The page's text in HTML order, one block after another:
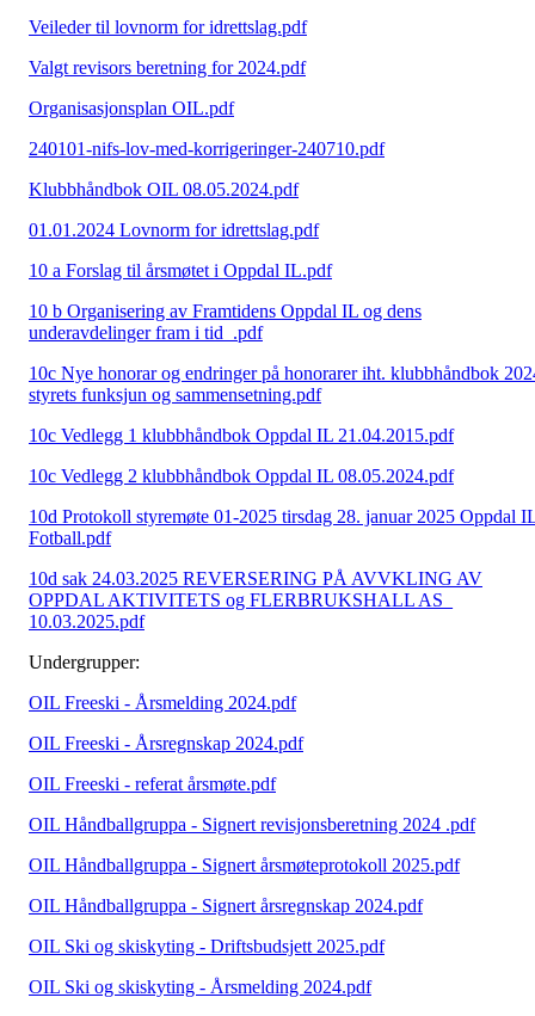
Veileder til lovnorm for idrettslag.pdf
Valgt revisors beretning for 2024.pdf
Organisasjonsplan OIL.pdf
240101-nifs-lov-med-korrigeringer-240710.pdf
Klubbhåndbok OIL 08.05.2024.pdf
01.01.2024 Lovnorm for idrettslag.pdf
10 a Forslag til årsmøtet i Oppdal IL.pdf
10 b Organisering av Framtidens Oppdal IL og dens
underavdelinger fram i tid_.pdf
10c Nye honorar og endringer på honorarer iht. klubbhåndbok
styrets funksjun og sammensetning.pdf
10c Vedlegg 1 klubbhåndbok Oppdal IL 21.04.2015.pdf
10c Vedlegg 2 klubbhåndbok Oppdal IL 08.05.2024.pdf
10d Protokoll styremøte 01-2025 tirsdag 28. januar 2025 Oppdal
Fotball.pdf
10d sak 24.03.2025 REVERSERING PÅ AVVKLING AV
OPPDAL AKTIVITETS og FLERBRUKSHALL AS_
10.03.2025.pdf
Undergrupper:
OIL Freeski - Årsmelding 2024.pdf
OIL Freeski - Årsregnskap 2024.pdf
OIL Freeski - referat årsmøte.pdf
OIL Håndballgruppa - Signert revisjonsberetning 2024 .pdf
OIL Håndballgruppa - Signert årsmøteprotokoll 2025.pdf
OIL Håndballgruppa - Signert årsregnskap 2024.pdf
OIL Ski og skiskyting - Driftsbudsjett 2025.pdf
OIL Ski og skiskyting - Årsmelding 2024.pdf